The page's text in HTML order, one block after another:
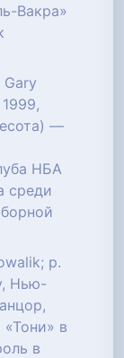
Вакра»
—
НБА
среди
р.
Нью-
в
в